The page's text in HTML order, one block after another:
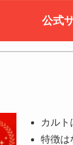
公式
カル
特徴は